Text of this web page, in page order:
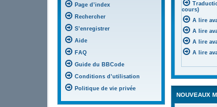
cours)
A lire
A lire
A lire
A lire
NOUVEAUX
Page d’index
Rechercher
S’enregistrer
Aide
FAQ
Guide du BBCode
Conditions d’utilisation
Politique de vie privée